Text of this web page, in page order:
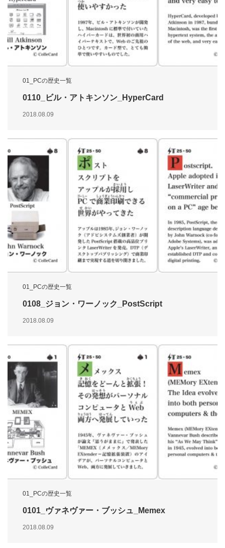
01_PCの歴史一覧
0110_ビル・アトキンソン_HyperCard
2018.08.09
01_PCの歴史一覧
0108_ジョン・ワーノック_PostScript
2018.08.09
01_PCの歴史一覧
0101_ヴァネヴァー・ブッシュ_Memex
2018.08.09